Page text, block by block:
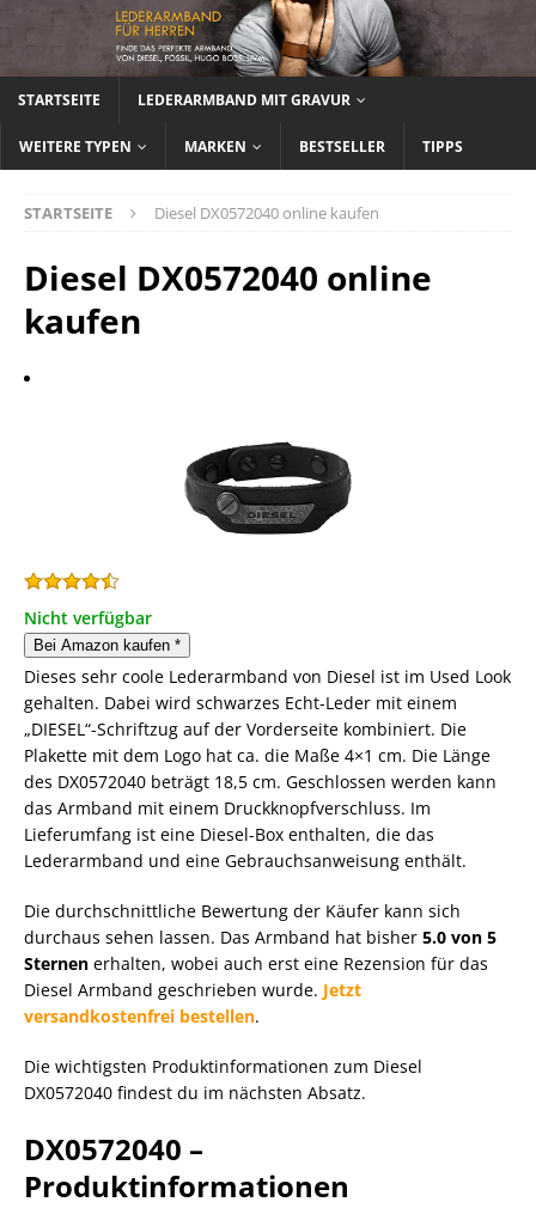
STARTSEITE LEDERARMBAND MIT GRAVUR
WEITERE TYPEN MARKEN BESTSELLER TIPPS
STARTSEITE Diesel DX0572040 online kaufen
Diesel DX0572040 online
kaufen
Nicht verfügbar
Bei Amazon kaufen *
Dieses sehr coole Lederarmband von Diesel ist im Used Look
gehalten. Dabei wird schwarzes Echt-Leder mit einem
„DIESEL“-Schriftzug auf der Vorderseite kombiniert. Die
Plakette mit dem Logo hat ca. die Maße 4×1 cm. Die Länge
des DX0572040 beträgt 18,5 cm. Geschlossen werden kann
das Armband mit einem Druckknopfverschluss. Im
Lieferumfang ist eine Diesel-Box enthalten, die das
Lederarmband und eine Gebrauchsanweisung enthält.
Die durchschnittliche Bewertung der Käufer kann sich
durchaus sehen lassen. Das Armband hat bisher 5.0 von 5
Sternen erhalten, wobei auch erst eine Rezension für das
Diesel Armband geschrieben wurde. Jetzt
versandkostenfrei bestellen.
Die wichtigsten Produktinformationen zum Diesel
DX0572040 findest du im nächsten Absatz.
DX0572040 –
Produktinformationen